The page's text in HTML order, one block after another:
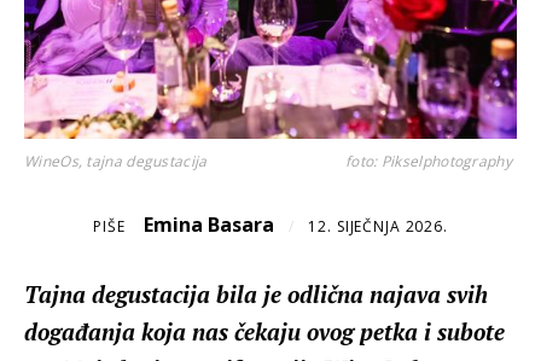
WineOs, tajna degustacija foto: Pikselphotography
PIŠE Emina Basara / 12. SIJEČNJA 2026.
Tajna degustacija bila je odlična najava svih
događanja koja nas čekaju ovog petka i subote